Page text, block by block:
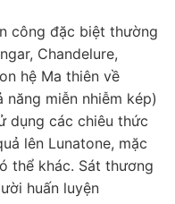
công đặc biệt thường
Chandelure,
hệ Ma thiên về
miễn nhiễm kép)
dụng các chiêu thức
lên Lunatone, mặc
thể khác. Sát thương
huấn luyện